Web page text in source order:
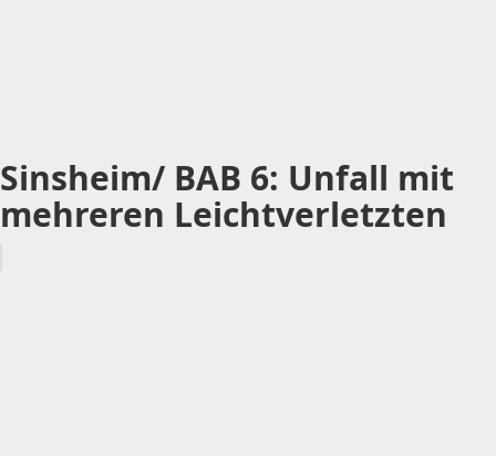
Sinsheim/ BAB 6: Unfall mit
mehreren Leichtverletzten